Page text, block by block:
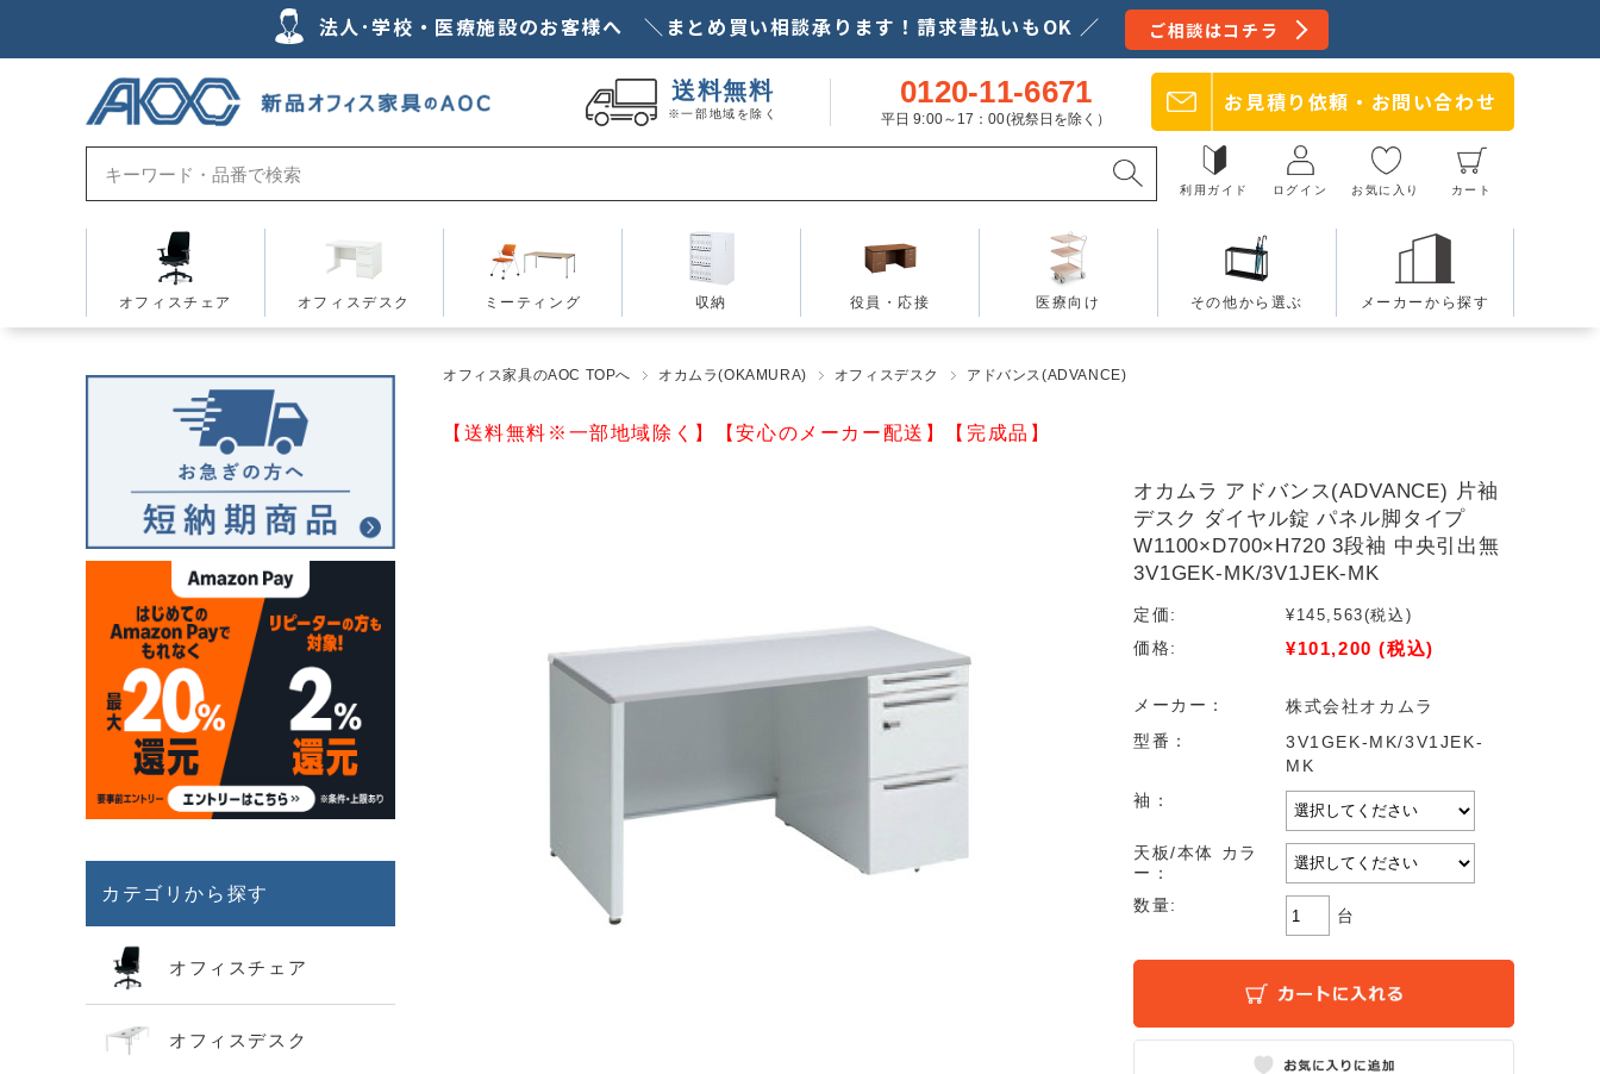
法人･学校・医療施設のお客様へ ＼まとめ買い相談承ります！請求書払いもOK ／ ご相談はコチラ
送料無料
※一部地域を除く
0120-11-6671
平日 9:00～17：00(祝祭日を除く）
お見積り依頼・ お問い合わせ
利用ガイド ログイン お気に入り カート
オフィスチェア オフィスデスク ミーティング 収納 役員・応接 医療向け その他から選ぶ メーカーから探す
オフィス家具のAOC TOPへ オカムラ(OKAMURA) オフィスデスク アドバンス(ADVANCE)
【送料無料※一部地域除く】【安心のメーカー配送】【完成品】
オカムラ アドバンス(ADVANCE) 片袖
デスク ダイヤル錠 パネル脚タイプ
W1100×D700×H720 3段袖 中央引出無
3V1GEK-MK/3V1JEK-MK
定価: ¥145,563(税込)
価格:
¥101,200 (税込)
メーカー：
株式会社オカムラ
型番：
3V1GEK-MK/3V1JEK-
MK
袖：
天板/本体 カラ
ー：
数量:
台
カテゴリから探す
オフィスチェア
オフィスデスク